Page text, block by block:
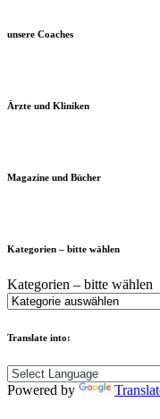
unsere Coaches
Ärzte und Kliniken
Magazine und Bücher
Kategorien – bitte wählen
Kategorien – bitte wählen
Translate into:
Powered by